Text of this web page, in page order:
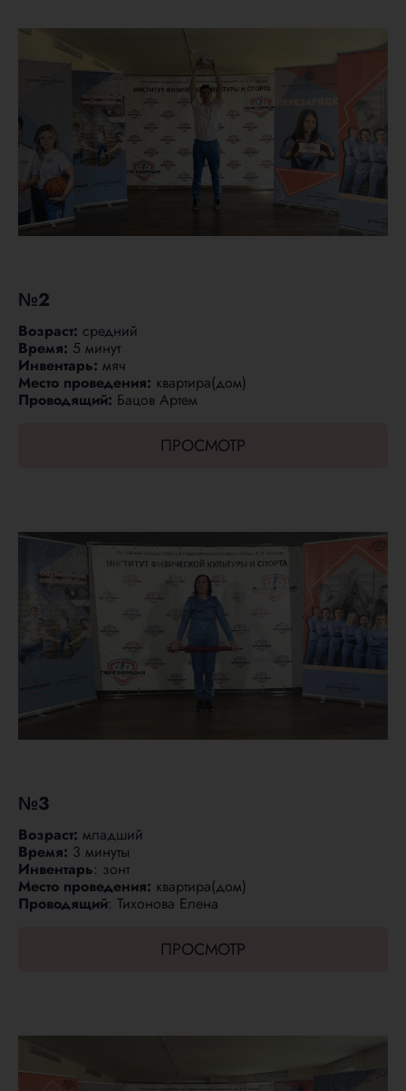
№2
Возраст: средний
Время: 5 минут
Инвентарь: мяч
Место проведения: квартира(дом)
Проводящий: Бацов Артем
ПРОСМОТР
№3
Возраст: младший
Время: 3 минуты
Инвентарь: зонт
Место проведения: квартира(дом)
Проводящий: Тихонова Елена
ПРОСМОТР